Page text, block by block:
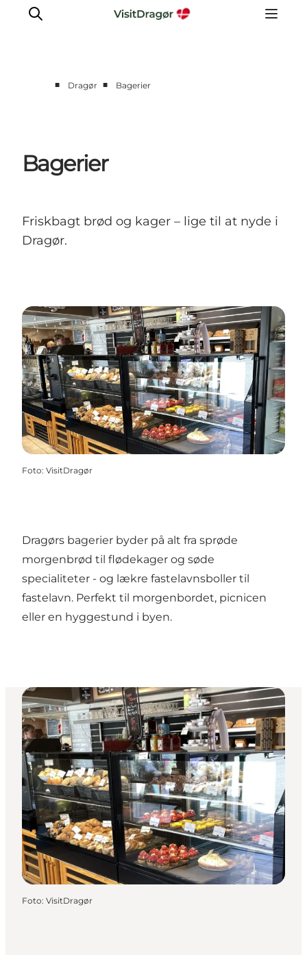
Byliv & Mad
Natur & Friluftsliv
Praktisk
■ Dragør ■ Bagerier
Bagerier
Friskbagt brød og kager – lige til at nyde i
Dragør.
Foto: VisitDragør
Dragørs bagerier byder på alt fra sprøde
morgenbrød til flødekager og søde
specialiteter - og lækre fastelavnsboller til
fastelavn. Perfekt til morgenbordet, picnicen
eller en hyggestund i byen.
Foto: VisitDragør